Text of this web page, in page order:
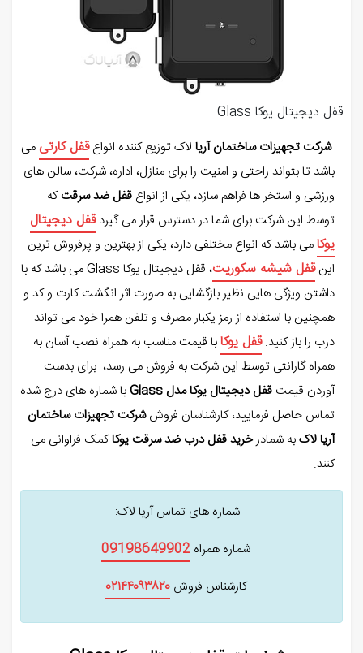
قفل دیجیتال یوکا Glass
شرکت تجهیزات ساختمان آریا لاک توزیع کننده انواعقفل کارتی می
باشد تا بتواند راحتی و امنیت را برای منازل، اداره، شرکت، سالن های
ورزشی و استخر ها فراهم سازد، یکی از انواع قفل ضد سرقتکه
توسط این شرکت برای شما در دسترس قرار می گیردقفل دیجیتال
یوکامی باشد که انواع مختلفی دارد، یکی از بهترین و پرفروش ترین
اینقفل شیشه سکوریت
، قفل دیجیتال یوکا Glass می باشد که با
داشتن ویژگی هایی نظیر بازگشایی به صورت اثر انگشت کارت و کد و
همچنین با استفاده از رمز یکبار مصرف و تلفن همرا خود می تواند
درب را باز کنید.قفل یوکابا قیمت مناسب به همراه نصب آسان به
همراه گارانتی توسط این شرکت به فروش می رسد، برای بدست
آوردن قیمت قفل دیجیتال یوکا مدل Glass
با شماره های درج شده
تماس حاصل فرمایید، کارشناسان فروششرکت تجهیزات ساختمان
آریا لاکبه شمادرخرید قفل درب ضد سرقت یوکاکمک فراوانی می
کنند.
شماره های تماس آریا لاک:
شماره همراه 09198649902
کارشناس فروش٠٢١۴۴٠٩٣٨٢٠